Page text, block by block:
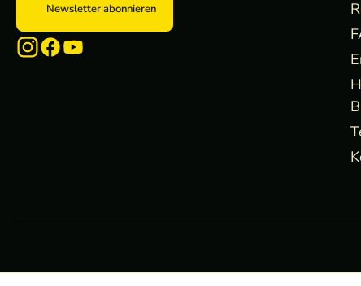
Newsletter abonnieren